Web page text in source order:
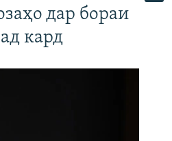
дар бораи
кард